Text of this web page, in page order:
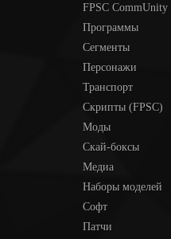
FPSC CommUnity
Программы
Сегменты
Персонажи
Транспорт
Скрипты (FPSC)
Моды
Скай-боксы
Медиа
Наборы моделей
Софт
Патчи